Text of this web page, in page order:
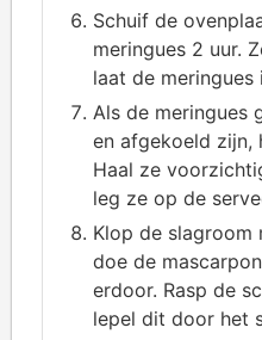
Schuif de
meringues 2 uur.
laat de meringues
Als de meringues
en afgekoeld zijn,
Haal ze
leg ze op de
Klop de slagroom
doe de
erdoor. Rasp de
lepel dit door het